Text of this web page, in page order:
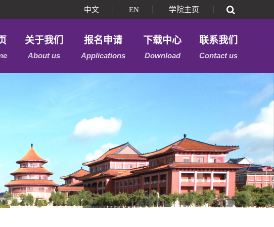
中文 EN 学院主页
关于我们
About us
报名申请
Applications
下载中心
Download
联系我们
Contact us